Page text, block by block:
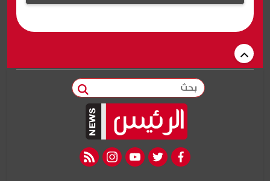
بحث
facebook
twitter
youtube
instagram
rss feed